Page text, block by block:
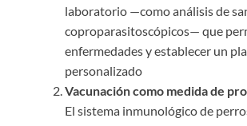
laboratorio —como análisis de
coproparasitoscópicos— que
enfermedades y establecer un
personalizado
Vacunación como medida de
El sistema inmunológico de